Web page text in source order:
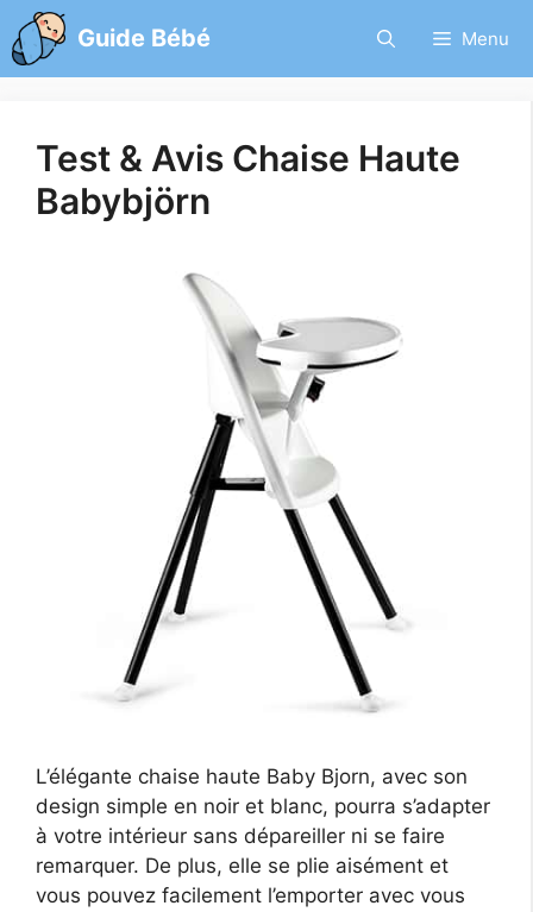
Aller
au
contenu
Guide Bébé Menu
Test & Avis Chaise Haute
Babybjörn
L’élégante chaise haute Baby Bjorn, avec son
design simple en noir et blanc, pourra s’adapter
à votre intérieur sans dépareiller ni se faire
remarquer. De plus, elle se plie aisément et
vous pouvez facilement l’emporter avec vous